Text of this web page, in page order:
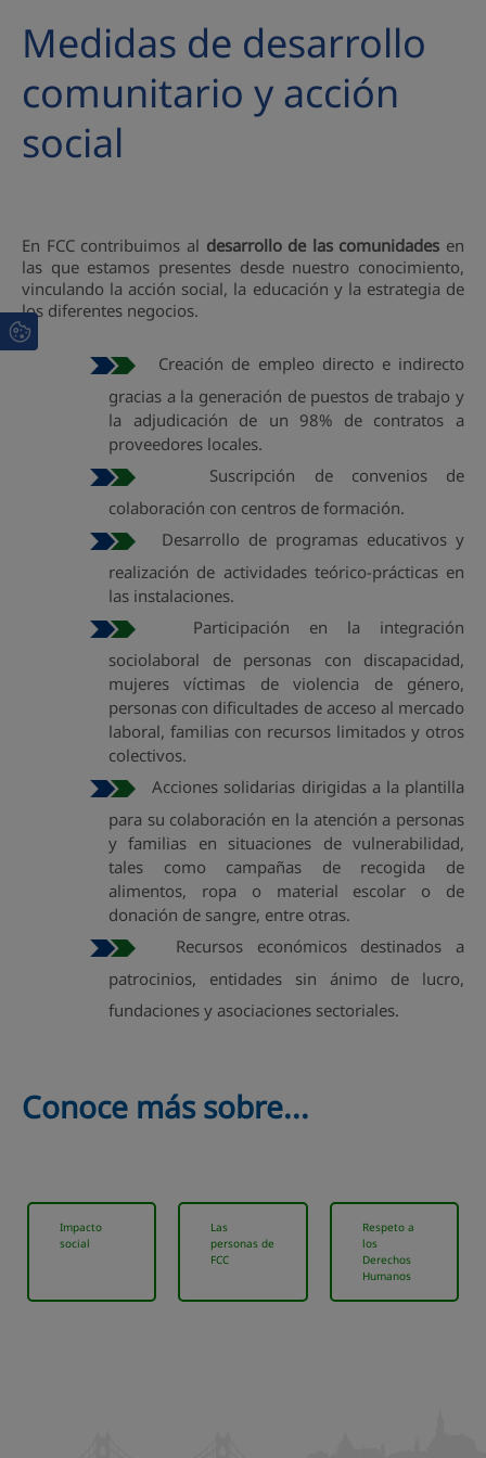
Medidas de desarrollo
comunitario y acción
social
En FCC contribuimos al desarrollo de las comunidades en
las que estamos presentes desde nuestro conocimiento,
vinculando la acción social, la educación y la estrategia de
los diferentes negocios.
Creación de empleo directo e indirecto
gracias a la generación de puestos de trabajo y
la adjudicación de un 98% de contratos a
proveedores locales.
Suscripción de convenios de
colaboración con centros de formación.
Desarrollo de programas educativos y
realización de actividades teórico-prácticas en
las instalaciones.
Participación en la integración
sociolaboral de personas con discapacidad,
mujeres víctimas de violencia de género,
personas con dificultades de acceso al mercado
laboral, familias con recursos limitados y otros
colectivos.
Acciones solidarias dirigidas a la plantilla
para su colaboración en la atención a personas
y familias en situaciones de vulnerabilidad,
tales como campañas de recogida de
alimentos, ropa o material escolar o de
donación de sangre, entre otras.
Recursos económicos destinados a
patrocinios, entidades sin ánimo de lucro,
fundaciones y asociaciones sectoriales.
Conoce más sobre...
Impacto
social
Las
personas de
FCC
Respeto a
los
Derechos
Humanos